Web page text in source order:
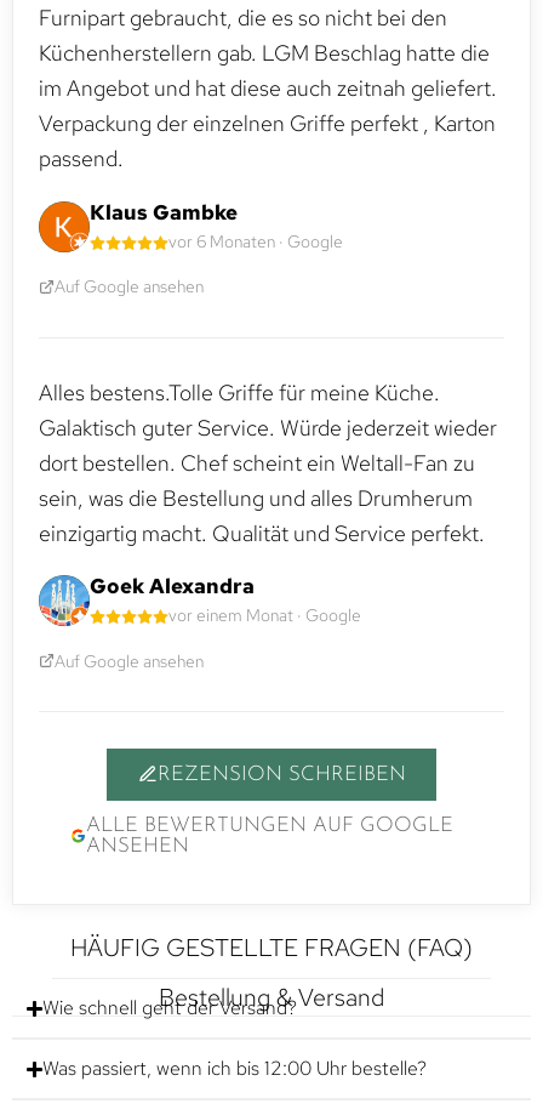
Furnipart gebraucht, die es so nicht bei den
Küchenherstellern gab. LGM Beschlag hatte die
im Angebot und hat diese auch zeitnah geliefert.
Verpackung der einzelnen Griffe perfekt , Karton
passend.
Klaus Gambke
vor 6 Monaten · Google
Auf Google ansehen
Alles bestens.Tolle Griffe für meine Küche.
Galaktisch guter Service. Würde jederzeit wieder
dort bestellen. Chef scheint ein Weltall-Fan zu
sein, was die Bestellung und alles Drumherum
einzigartig macht. Qualität und Service perfekt.
Goek Alexandra
vor einem Monat · Google
Auf Google ansehen
REZENSION SCHREIBEN
ALLE BEWERTUNGEN AUF GOOGLE
ANSEHEN
HÄUFIG GESTELLTE FRAGEN (FAQ)
Bestellung & Versand
Wie schnell geht der Versand?
Was passiert, wenn ich bis 12:00 Uhr bestelle?